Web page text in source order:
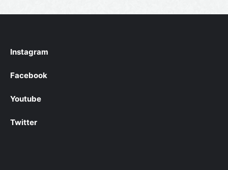
Instagram
Facebook
Youtube
Twitter